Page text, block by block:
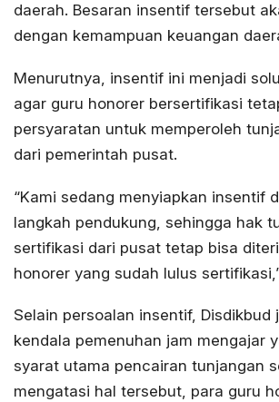
daerah. Besaran insentif tersebut
dengan kemampuan keuangan
Menurutnya, insentif ini menjadi
agar guru honorer bersertifikasi
persyaratan untuk memperoleh
dari pemerintah pusat.
“Kami sedang menyiapkan insentif
langkah pendukung, sehingga hak
sertifikasi dari pusat tetap bisa
honorer yang sudah lulus
Selain persoalan insentif, Disdikbud
kendala pemenuhan jam mengajar
syarat utama pencairan tunjangan
mengatasi hal tersebut, para guru